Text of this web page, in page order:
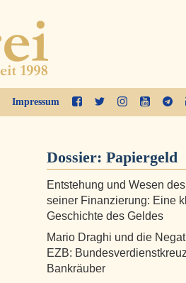
Impressum
Dossier: Papiergeld
Entstehung und Wesen
seiner Finanzierung: Eine
Geschichte des Geldes
Mario Draghi und die
EZB:
Bankräuber